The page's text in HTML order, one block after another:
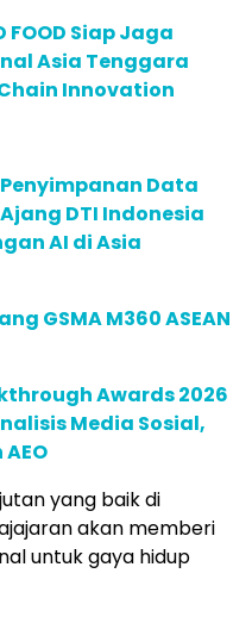
FOOD Siap Jaga
Asia Tenggara
Innovation
Penyimpanan Data
DTI Indonesia
AI di Asia
GSMA M360 ASEAN
Awards 2026
Media Sosial,
yang baik di
akan memberi
untuk gaya hidup